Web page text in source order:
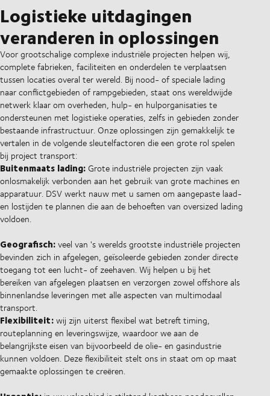
Logistieke uitdagingen
veranderen in oplossingen
Voor grootschalige complexe industriële projecten helpen wij,
complete fabrieken, faciliteiten en onderdelen te verplaatsen
tussen locaties overal ter wereld. Bij nood- of speciale lading
naar conflictgebieden of rampgebieden, staat ons wereldwijde
netwerk klaar om overheden, hulp- en hulporganisaties te
ondersteunen met logistieke operaties, zelfs in gebieden zonder
bestaande infrastructuur. Onze oplossingen zijn gemakkelijk te
vertalen in de volgende sleutelfactoren die een grote rol spelen
bij project transport:
Buitenmaats lading:Grote industriële projecten zijn vaak
onlosmakelijk verbonden aan het gebruik van grote machines en
apparatuur. DSV werkt nauw met u samen om aangepaste laad-
en lostijden te plannen die aan de behoeften van oversized lading
voldoen.
Geografisch:veel van 's werelds grootste industriële projecten
bevinden zich in afgelegen, geïsoleerde gebieden zonder directe
toegang tot een lucht- of zeehaven. Wij helpen u bij het
bereiken van afgelegen plaatsen en verzorgen zowel offshore als
binnenlandse leveringen met alle aspecten van multimodaal
transport.
Flexibiliteit:wij zijn uiterst flexibel wat betreft timing,
routeplanning en leveringswijze, waardoor we aan de
belangrijkste eisen van bijvoorbeeld de olie- en gasindustrie
kunnen voldoen. Deze flexibiliteit stelt ons in staat om op maat
gemaakte oplossingen te creëren.